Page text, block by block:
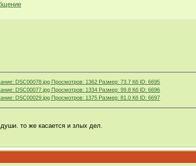
то же касается и злых дел.